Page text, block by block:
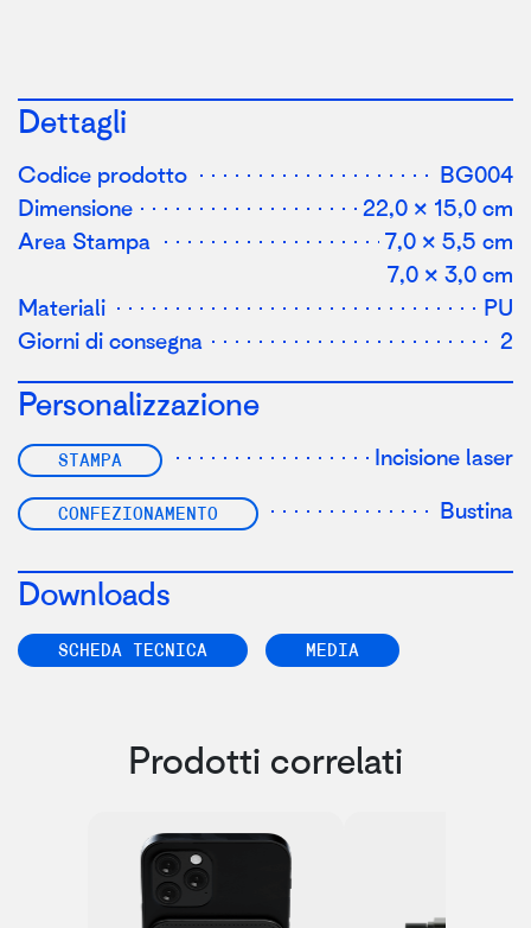
Dettagli
Codice prodotto
BG004
Dimensione
22,0 × 15,0 cm
Area Stampa
7,0 × 5,5 cm
7,0 × 3,0 cm
Materiali
PU
Giorni di consegna
2
Personalizzazione
STAMPA Incisione laser
CONFEZIONAMENTO Bustina
Downloads
SCHEDA TECNICA MEDIA
Prodotti correlati